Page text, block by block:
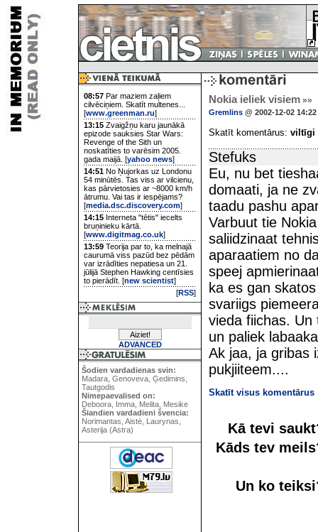
08:57 Par maziem zaļiem
cilvēciņiem. Skatīt multenes...
[www.greenman.ru]
13:15 Zvaigžņu karu jaunākā
epizode sauksies Star Wars:
Revenge of the Sith un
noskatīties to varēsim 2005.
gada maijā. [yahoo news]
14:51 No Ņujorkas uz Londonu
54 minūtēs. Tas viss ar vilcienu,
kas pārvietosies ar ~8000 km/h
ātrumu. Vai tas ir iespējams?
[media.dsc.discovery.com]
14:15 Interneta "tētis" iecelts
bruņinieku kārtā.
[www.digitmag.co.uk]
13:59 Teorija par to, ka melnajā
caurumā viss pazūd bez pēdām
var izrādīties nepatiesa un 21.
jūlijā Stephen Hawking centīsies
to pierādīt. [new scientist]
[RSS]
ADVANCED
Šodien vardadienas svin:
Madara, Genoveva, Ģedimins,
Tautgodis
Nimepaevalised on:
Deboora, Imma, Melita, Mesike
Šiandien vardadieni švencia:
Norimantas, Aistė, Laurynas,
Asterija (Astra)
Nokia ieliek visiem »»
Gremlins @ 2002-12-02 14:22
Skatīt komentārus: viltīgi
Stefuks
Eu, nu bet
domaati, ja ne
taadu pashu
Varbuut tie
saliidzinaat
aparaatiem no
speej
ka es gan
svariigs
vieda fiichas. Un
un paliek
Ak jaa, ja gribas
pukjiiteem....
Skatīt visus komentārus
Kā tevi
Kāds tev
Un ko